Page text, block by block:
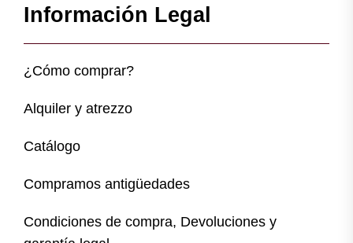
Información Legal
¿Cómo comprar?
Alquiler y atrezzo
Catálogo
Compramos antigüedades
Condiciones de compra, Devoluciones y